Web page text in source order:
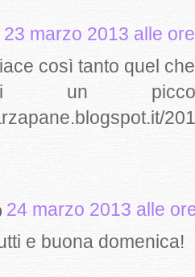
23 marzo 2013 alle
così tanto quel
un
24 marzo 2013 alle
e buona domenica!